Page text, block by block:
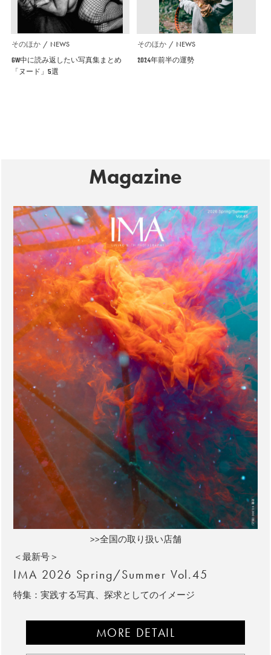
そのほか NEWS
GW中に読み返したい写真集まとめ
「ヌード」5選
そのほか NEWS
2024年前半の運勢
Magazine
>>全国の取り扱い店舗
＜最新号＞
IMA 2026 Spring/Summer Vol.45
特集：実践する写真、探求としてのイメージ
MORE DETAIL